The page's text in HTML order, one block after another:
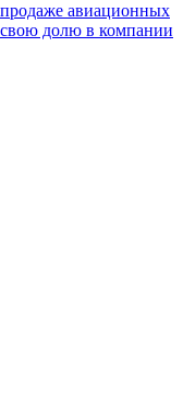
авиационных
долю в компании